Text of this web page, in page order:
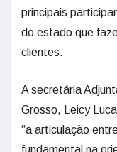
principais
do estado que
clientes.
A secretária
Grosso, Leicy
“a articulação
fundamental na